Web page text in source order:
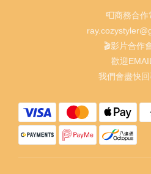
📮商務合作
🎬影片合作
歡迎
我們會盡快